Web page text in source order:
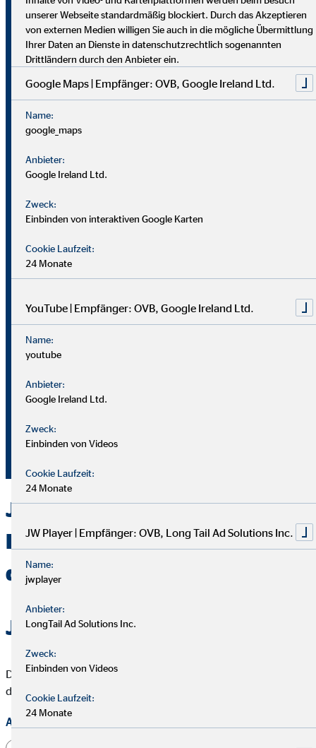
Wissen praktisch an. Nach einer Job-Pause kannst du flexibel
einsteigen, und Finanzprofis finden bei uns neue Chancen.
Bei OVB gibt es keine Grenzen: Unser Karriereplan bietet
Aufstiegsmöglichkeiten durch Ausbildung und Praxis.
Unterstützung bekommst du von deinem Team und deiner
Jetzt bei OVB in
Braunschweig als Berater
durchstarten
Jetzt bewerben
Die mit * gekennzeichneten Felder müssen ausgefüllt werden,
damit wir Deine Bewerbung bearbeiten können.
Anrede
unserer Webseite standardmäßig blockiert. Durch das Akzeptieren
von externen Medien willigen Sie auch in die mögliche Übermittlung
Ihrer Daten an Dienste in datenschutzrechtlich sogenannten
Drittländern durch den Anbieter ein.
Google Maps | Empfänger: OVB, Google Ireland Ltd.
Name:
google_maps
Anbieter:
Google Ireland Ltd.
Zweck:
Einbinden von interaktiven Google Karten
Cookie Laufzeit:
24 Monate
YouTube | Empfänger: OVB, Google Ireland Ltd.
Name:
youtube
Anbieter:
Google Ireland Ltd.
Zweck:
Einbinden von Videos
Cookie Laufzeit:
24 Monate
JW Player | Empfänger: OVB, Long Tail Ad Solutions Inc.
Name:
jwplayer
Anbieter:
LongTail Ad Solutions Inc.
Zweck:
Einbinden von Videos
Cookie Laufzeit:
24 Monate